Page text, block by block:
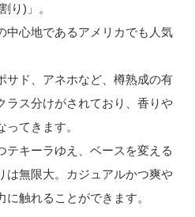
り)」。
中心地であるアメリカでも人気
サド、アネホなど、樽熟成の有
ラス分けがされており、香りや
てきます。
テキーラゆえ、ベースを変える
は無限大。カジュアルかつ爽や
触れることができます。